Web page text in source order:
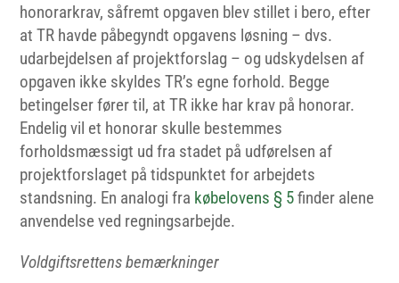
honorarkrav, såfremt opgaven blev stillet i bero, efter
at TR havde påbegyndt opgavens løsning – dvs.
udarbejdelsen af projektforslag – og udskydelsen af
opgaven ikke skyldes TR’s egne forhold. Begge
betingelser fører til, at TR ikke har krav på honorar.
Endelig vil et honorar skulle bestemmes
forholdsmæssigt ud fra stadet på udførelsen af
projektforslaget på tidspunktet for arbejdets
standsning. En analogi fra købelovens § 5finder alene
anvendelse ved regningsarbejde.
Voldgiftsrettensbemærkninger